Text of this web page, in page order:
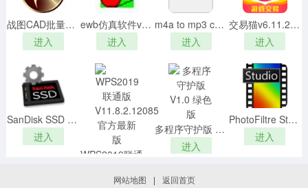
战图CAD批量打印v2.2.12免费版
进入
ewb仿真软件v5.12绿色免费版
进入
m4a to mp3 converterv8.0绿色中文版
进入
交易猫v6.11.200电脑版
进入
SanDisk SSD Dashboard(闪迪固态硬盘工具) V4.0.2.20 中文版
进入
多程序守护版 V1.0 绿色版
进入
PhotoFiltre Studio破解补丁
进入
网站地图 | 返回首页